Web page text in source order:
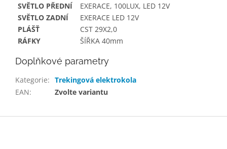
SVĚTLO PŘEDNÍ
EXERACE, 100LUX, LED 12V
SVĚTLO ZADNÍ
EXERACE LED 12V
PLÁŠŤ
CST 29X2,0
RÁFKY
ŠÍŘKA 40mm
Doplňkové parametry
Kategorie: Trekingová elektrokola
EAN: Zvolte variantu